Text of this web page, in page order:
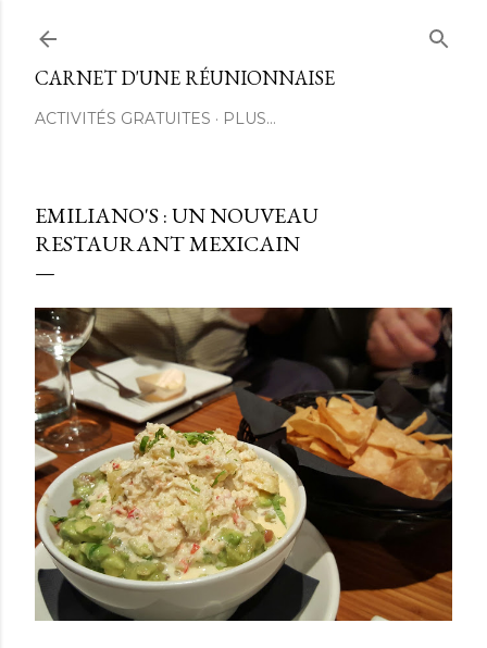
CARNET D'UNE RÉUNIONNAISE
ACTIVITÉS GRATUITES PLUS…
EMILIANO'S : UN NOUVEAU
RESTAURANT MEXICAIN